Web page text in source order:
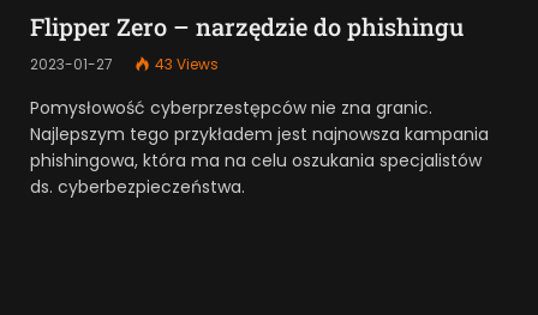
Flipper Zero – narzędzie do phishingu
2023-01-27 43 Views
Pomysłowość cyberprzestępców nie zna granic.
Najlepszym tego przykładem jest najnowsza kampania
phishingowa, która ma na celu oszukania specjalistów
ds. cyberbezpieczeństwa.